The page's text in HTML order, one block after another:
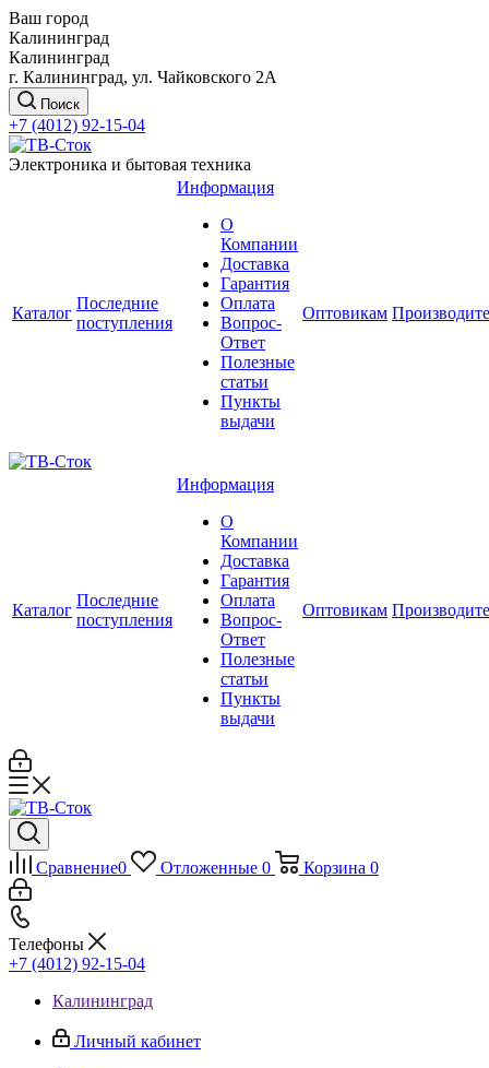
Ваш город
Калининград
Калининград
г. Калининград, ул. Чайковского 2А
Поиск
+7 (4012) 92-15-04
Электроника и бытовая техника
Каталог
Последние
поступления
Информация
О
Компании
Доставка
Гарантия
Оплата
Вопрос-
Ответ
Полезные
статьи
Пункты
выдачи
Оптовикам
Каталог
Последние
поступления
Информация
О
Компании
Доставка
Гарантия
Оплата
Вопрос-
Ответ
Полезные
статьи
Пункты
выдачи
Оптовикам
Сравнение0 Отложенные 0 Корзина 0
Телефоны
+7 (4012) 92-15-04
Калининград
Личный кабинет